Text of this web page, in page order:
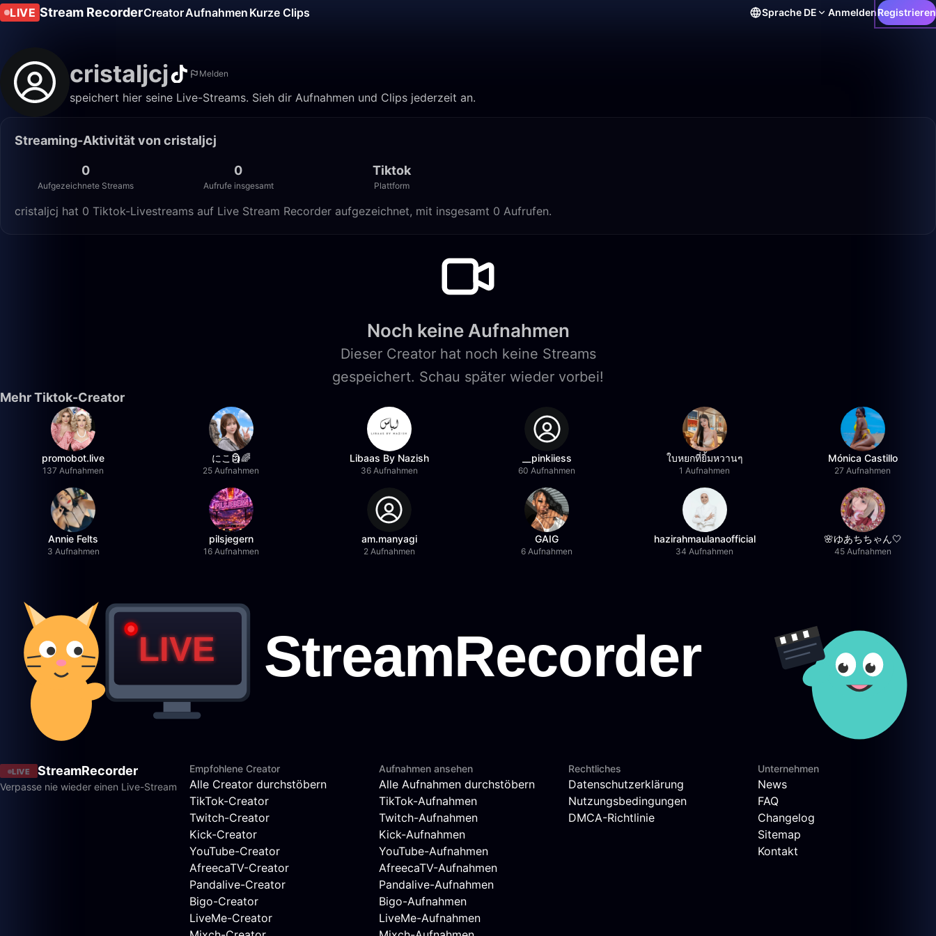
LIVE Stream RecorderCreatorAufnahmen Kurze Clips Sprache DE AnmeldenRegistrieren
cristaljcj Melden
speichert hier seine Live-Streams. Sieh dir Aufnahmen und Clips jederzeit an.
Streaming-Aktivität von cristaljcj
0
Aufgezeichnete Streams
0
Aufrufe insgesamt
Tiktok
Plattform
cristaljcj hat 0 Tiktok-Livestreams auf Live Stream Recorder aufgezeichnet, mit insgesamt 0 Aufrufen.
Noch keine Aufnahmen
Dieser Creator hat noch keine Streams
gespeichert. Schau später wieder vorbei!
Mehr Tiktok-Creator
promobot.live
137 Aufnahmen
にこ🗿🌈
25 Aufnahmen
Libaas By Nazish
36 Aufnahmen
__pinkiiess
60 Aufnahmen
ใบหยกที่ยิ้มหวานๆ
1 Aufnahmen
Mónica Castillo
27 Aufnahmen
Annie Felts
3 Aufnahmen
pilsjegern
16 Aufnahmen
am.manyagi
2 Aufnahmen
GAIG
6 Aufnahmen
hazirahmaulanaofficial
34 Aufnahmen
🌸ゆあちちゃん🤍
45 Aufnahmen
LIVE StreamRecorder
Verpasse nie wieder einen Live-Stream
Empfohlene Creator
Alle Creator durchstöbern
TikTok-Creator
Twitch-Creator
Kick-Creator
YouTube-Creator
AfreecaTV-Creator
Pandalive-Creator
Bigo-Creator
LiveMe-Creator
Aufnahmen ansehen
Alle Aufnahmen durchstöbern
TikTok-Aufnahmen
Twitch-Aufnahmen
Kick-Aufnahmen
YouTube-Aufnahmen
AfreecaTV-Aufnahmen
Pandalive-Aufnahmen
Bigo-Aufnahmen
LiveMe-Aufnahmen
Rechtliches
Datenschutzerklärung
Nutzungsbedingungen
DMCA-Richtlinie
Unternehmen
News
FAQ
Changelog
Sitemap
Kontakt